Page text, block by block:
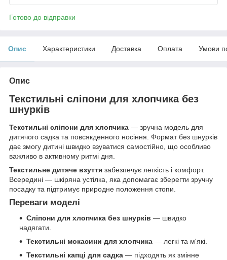
Готово до відправки
Опис Характеристики Доставка Оплата Умови
Опис
Текстильні сліпони для хлопчика без
шнурків
Текстильні сліпони для хлопчика — зручна модель для
дитячого садка та повсякденного носіння. Формат без шнурків
дає змогу дитині швидко взуватися самостійно, що особливо
важливо в активному ритмі дня.
Текстильне дитяче взуття забезпечує легкість і комфорт.
Всередині — шкіряна устілка, яка допомагає зберегти зручну
посадку та підтримує природне положення стопи.
Переваги моделі
Сліпони для хлопчика без шнурків — швидко
надягати.
Текстильні мокасини для хлопчика — легкі та м'які.
Текстильні капці для садка — підходять як змінне